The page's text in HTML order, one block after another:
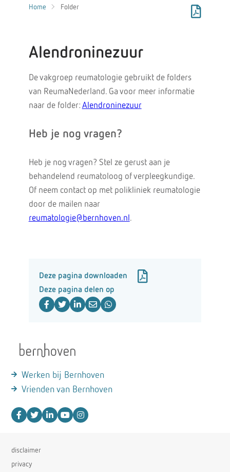
Home Folder
Alendroninezuur
De vakgroep reumatologie gebruikt de folders
van ReumaNederland. Ga voor meer informatie
naar de folder: Alendroninezuur
Heb je nog vragen?
Heb je nog vragen? Stel ze gerust aan je
behandelend reumatoloog of verpleegkundige.
Of neem contact op met polikliniek reumatologie
door de mailen naar
reumatologie@bernhoven.nl .
Deze pagina downloaden
Deze pagina delen op
Werken bij Bernhoven
Vrienden van Bernhoven
disclaimer
privacy